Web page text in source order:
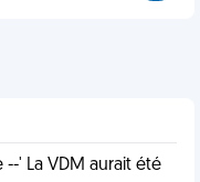
' La VDM aurait été